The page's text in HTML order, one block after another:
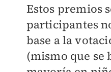
Estos premios
participantes
base a la
(mismo que se